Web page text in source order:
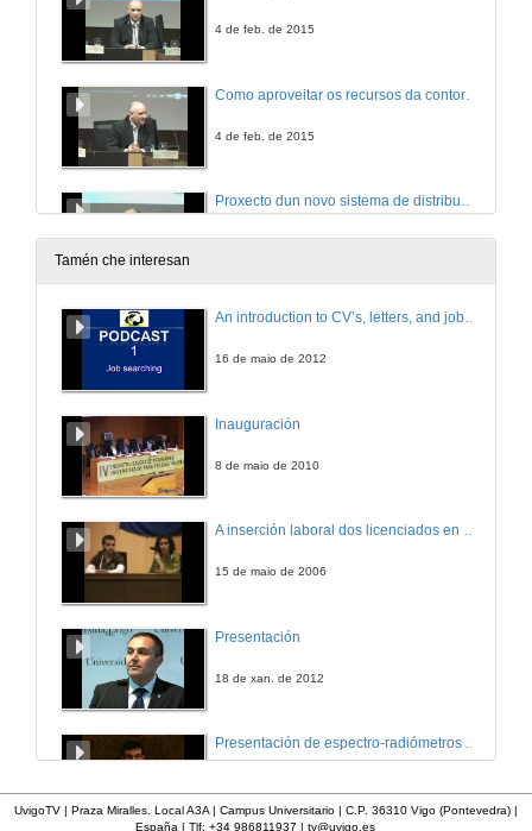
4 de feb. de 2015
4 de feb. de 2015
Proxecto dun novo sistema de distribución alimentaria
4 de feb. de 2015
MyBoxExperience
Presentación do acto de inauguración
Tamén che interesan
An introduction to CV’s, letters, and job searching
16 de maio de 2012
Inauguración
8 de maio de 2010
A inserción laboral dos licenciados en Ciencias do Mar: a carreira investigadora
15 de maio de 2006
Presentación
18 de xan. de 2012
Presentación de espectro-radiómetros ASD
UvigoTV | Praza Miralles. Local A3A | Campus Universitario | C.P. 36310 Vigo (Pontevedra) |
España | Tlf: +34 986811937 | tv@uvigo.es